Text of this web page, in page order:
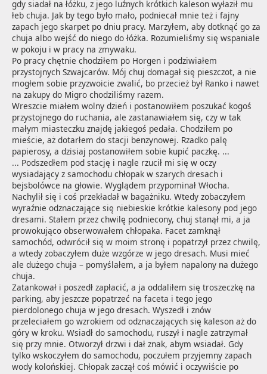
gdy siadał na łóżku, z jego luźnych krótkich kaleson wyłaził mu
łeb chuja. Jak by tego było mało, podniecał mnie też i fajny
zapach jego skarpet po dniu pracy. Marzyłem, aby dotknąć go za
chuja albo wejść do niego do łóżka. Rozumieliśmy się wspaniale
w pokoju i w pracy na zmywaku.
Po pracy chętnie chodziłem po Horgen i podziwiałem
przystojnych Szwajcarów. Mój chuj domagał się pieszczot, a nie
mogłem sobie przyzwoicie zwalić, bo przecież był Ranko i nawet
na zakupy do Migro chodziliśmy razem.
Wreszcie miałem wolny dzień i postanowiłem poszukać kogoś
przystojnego do ruchania, ale zastanawiałem się, czy w tak
małym miasteczku znajdę jakiegoś pedała. Chodziłem po
mieście, aż dotarłem do stacji benzynowej. Rzadko palę
papierosy, a dzisiaj postanowiłem sobie kupić paczkę. ...
... Podszedłem pod stację i nagle rzucił mi się w oczy
wysiadający z samochodu chłopak w szarych dresach i
bejsbolówce na głowie. Wyglądem przypominał Włocha.
Nachylił się i coś przekładał w bagażniku. Wtedy zobaczyłem
wyraźnie odznaczające się niebieskie krótkie kalesony pod jego
dresami. Stałem przez chwilę podniecony, chuj stanął mi, a ja
prowokująco obserwowałem chłopaka. Facet zamknął
samochód, odwrócił się w moim stronę i popatrzył przez chwilę,
a wtedy zobaczyłem duże wzgórze w jego dresach. Musi mieć
ale dużego chuja – pomyślałem, a ja byłem napalony na dużego
chuja.
Zatankował i poszedł zapłacić, a ja oddaliłem się troszeczkę na
parking, aby jeszcze popatrzeć na faceta i tego jego
pierdolonego chuja w jego dresach. Wyszedł i znów
przeleciałem go wzrokiem od odznaczających się kaleson aż do
góry w kroku. Wsiadł do samochodu, ruszył i nagle zatrzymał
się przy mnie. Otworzył drzwi i dał znak, abym wsiadał. Gdy
tylko wskoczyłem do samochodu, poczułem przyjemny zapach
wody kolońskiej. Chłopak zaczął coś mówić i oczywiście po